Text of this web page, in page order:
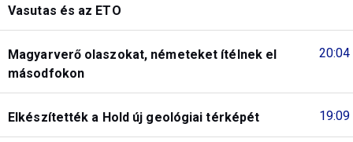
Vasutas és az ETO
20:04
Magyarverő olaszokat, németeket ítélnek el
másodfokon
19:09
Elkészítették a Hold új geológiai térképét